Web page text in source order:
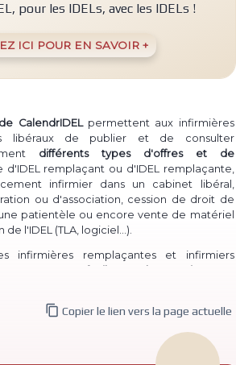
pour les IDELs, avec les IDELs !
ICI POUR EN SAVOIR +
CalendrIDELpermettent aux infirmières
libéraux de publier et de consulter
différents types d'offres et de
remplaçant ou d'IDEL remplaçante,
infirmier dans un cabinet libéral,
ou d'association, cession de droit de
patientèle ou encore vente de matériel
de l'IDEL (TLA, logiciel...)
infirmières remplaçantes et infirmiers
de recherche
libéral remplaçant déjà publiées.
ou infirmiers titulaires peuvent aisément
de collaborateur ou de collaboratrice
, ou
 Copier le lien vers la page actuelle